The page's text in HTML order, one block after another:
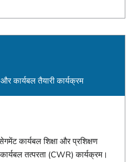
कार्यबल तैयारी कार्यक्रम
कार्यबल शिक्षा और प्रशिक्षण
तत्परता (CWR) कार्यक्रम।